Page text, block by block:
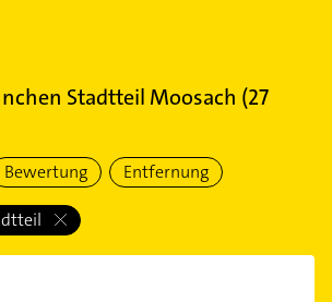
Stadtteil Moosach (27
Bewertung Entfernung